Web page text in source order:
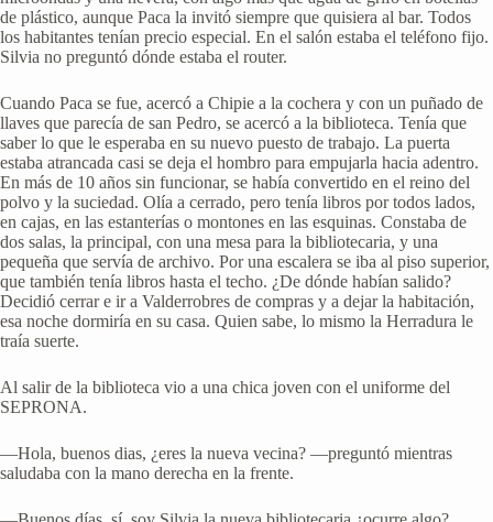
de plástico, aunque Paca la invitó siempre que quisiera al bar. Todos
los habitantes tenían precio especial. En el salón estaba el teléfono fijo.
Silvia no preguntó dónde estaba el router.
Cuando Paca se fue, acercó a Chipie a la cochera y con un puñado de
llaves que parecía de san Pedro, se acercó a la biblioteca. Tenía que
saber lo que le esperaba en su nuevo puesto de trabajo. La puerta
estaba atrancada casi se deja el hombro para empujarla hacia adentro.
En más de 10 años sin funcionar, se había convertido en el reino del
polvo y la suciedad. Olía a cerrado, pero tenía libros por todos lados,
en cajas, en las estanterías o montones en las esquinas. Constaba de
dos salas, la principal, con una mesa para la bibliotecaria, y una
pequeña que servía de archivo. Por una escalera se iba al piso superior,
que también tenía libros hasta el techo. ¿De dónde habían salido?
Decidió cerrar e ir a Valderrobres de compras y a dejar la habitación,
esa noche dormiría en su casa. Quien sabe, lo mismo la Herradura le
traía suerte.
Al salir de la biblioteca vio a una chica joven con el uniforme del
SEPRONA.
—Hola, buenos dias, ¿eres la nueva vecina? —preguntó mientras
saludaba con la mano derecha en la frente.